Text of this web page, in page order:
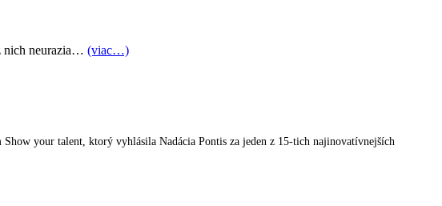
nich neurazia… (viac…)
your talent, ktorý vyhlásila Nadácia Pontis za jeden z 15-tich najinovatívnejších